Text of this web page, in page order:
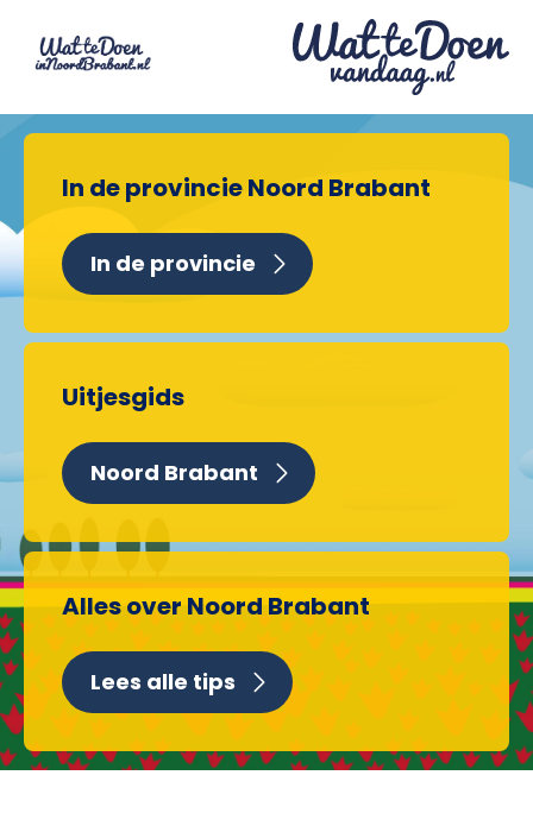
In de provincie Noord Brabant
In de provincie
Uitjesgids
Noord Brabant
Alles over Noord Brabant
Lees alle tips